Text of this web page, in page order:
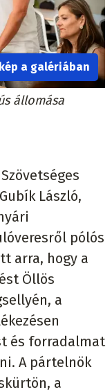
a galériában
állomása
László,
pólós
arra, hogy a
Öllös
a
és forradalmat
A pártelnök
a